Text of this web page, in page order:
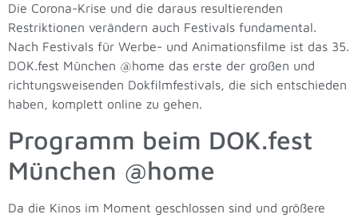
Die Corona-Krise und die daraus resultierenden
Restriktionen verändern auch Festivals fundamental.
Nach Festivals für Werbe- und Animationsfilme ist das 35.
DOK.fest München @home das erste der großen und
richtungsweisenden Dokfilmfestivals, die sich entschieden
haben, komplett online zu gehen.
Programm beim DOK.fest
München @home
Da die Kinos im Moment geschlossen sind und größere